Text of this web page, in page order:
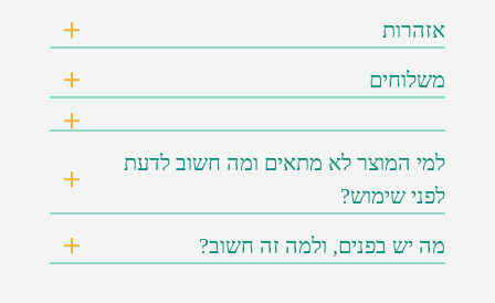
אזהרות
משלוחים
למי המוצר לא מתאים ומה חשוב לדעת
לפני שימוש?
מה יש בפנים, ולמה זה חשוב?